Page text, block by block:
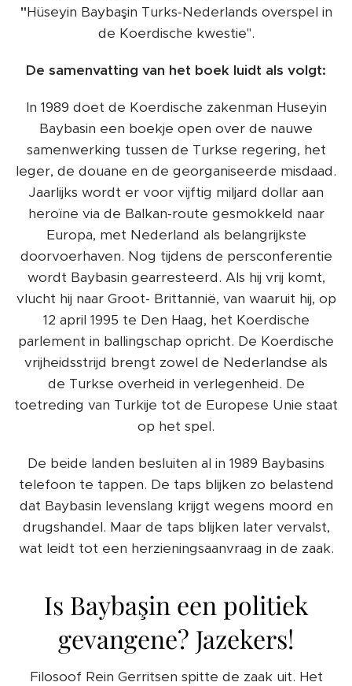
"Hüseyin Baybaşin Turks-Nederlands overspel in
de Koerdische kwestie".
De samenvatting van het boek luidt als volgt:
In 1989 doet de Koerdische zakenman Huseyin
Baybasin een boekje open over de nauwe
samenwerking tussen de Turkse regering, het
leger, de douane en de georganiseerde misdaad.
Jaarlijks wordt er voor vijftig miljard dollar aan
heroïne via de Balkan-route gesmokkeld naar
Europa, met Nederland als belangrijkste
doorvoerhaven. Nog tijdens de persconferentie
wordt Baybasin gearresteerd. Als hij vrij komt,
vlucht hij naar Groot- Brittannië, van waaruit hij, op
12 april 1995 te Den Haag, het Koerdische
parlement in ballingschap opricht. De Koerdische
vrijheidsstrijd brengt zowel de Nederlandse als
de Turkse overheid in verlegenheid. De
toetreding van Turkije tot de Europese Unie staat
op het spel.
De beide landen besluiten al in 1989 Baybasins
telefoon te tappen. De taps blijken zo belastend
dat Baybasin levenslang krijgt wegens moord en
drugshandel. Maar de taps blijken later vervalst,
wat leidt tot een herzieningsaanvraag in de zaak.
Is Baybaşin een politiek
gevangene? Jazekers!
Filosoof Rein Gerritsen spitte de zaak uit. Het